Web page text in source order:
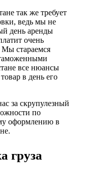
так же требует
ведь мы не
день аренды
очень
стараемся
таможенными
все нюансы
в день его
за скрупулезный
по
оформлению в
груза